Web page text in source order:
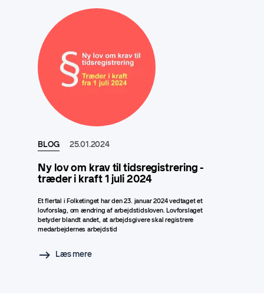
BLOG 25.01.2024
Ny lov om krav til tidsregistrering -
træder i kraft 1 juli 2024
Et flertal i Folketinget har den 23. januar 2024 vedtaget et
lovforslag, om ændring af arbejdstidsloven. Lovforslaget
betyder blandt andet, at arbejdsgivere skal registrere
medarbejdernes arbejdstid
Læs mere